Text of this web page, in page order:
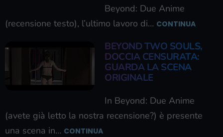
Beyond: Due Anime
(recensione testo), l’ultimo lavoro di… CONTINUA
BEYOND TWO SOULS,
DOCCIA CENSURATA:
GUARDA LA SCENA
ORIGINALE
In Beyond: Due Anime
(avete già letto la nostra recensione?) è presente
una scena in… CONTINUA